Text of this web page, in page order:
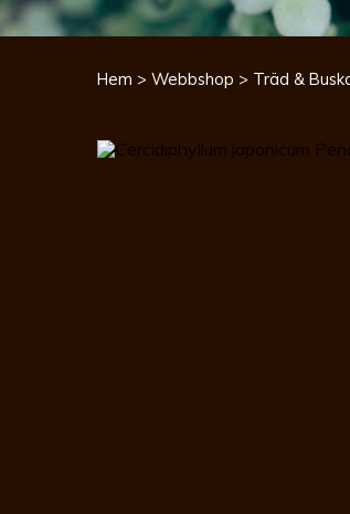
Hem > Webbshop > Träd &